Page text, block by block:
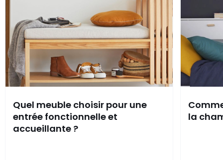
Quel meuble choisir pour une
entrée fonctionnelle et
accueillante ?
la